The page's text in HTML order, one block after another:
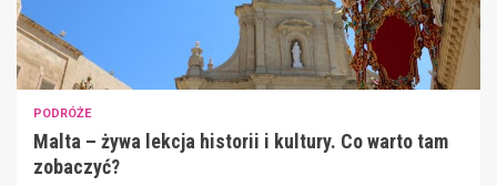
PODRÓŻE
Malta – żywa lekcja historii i kultury. Co warto tam
zobaczyć?